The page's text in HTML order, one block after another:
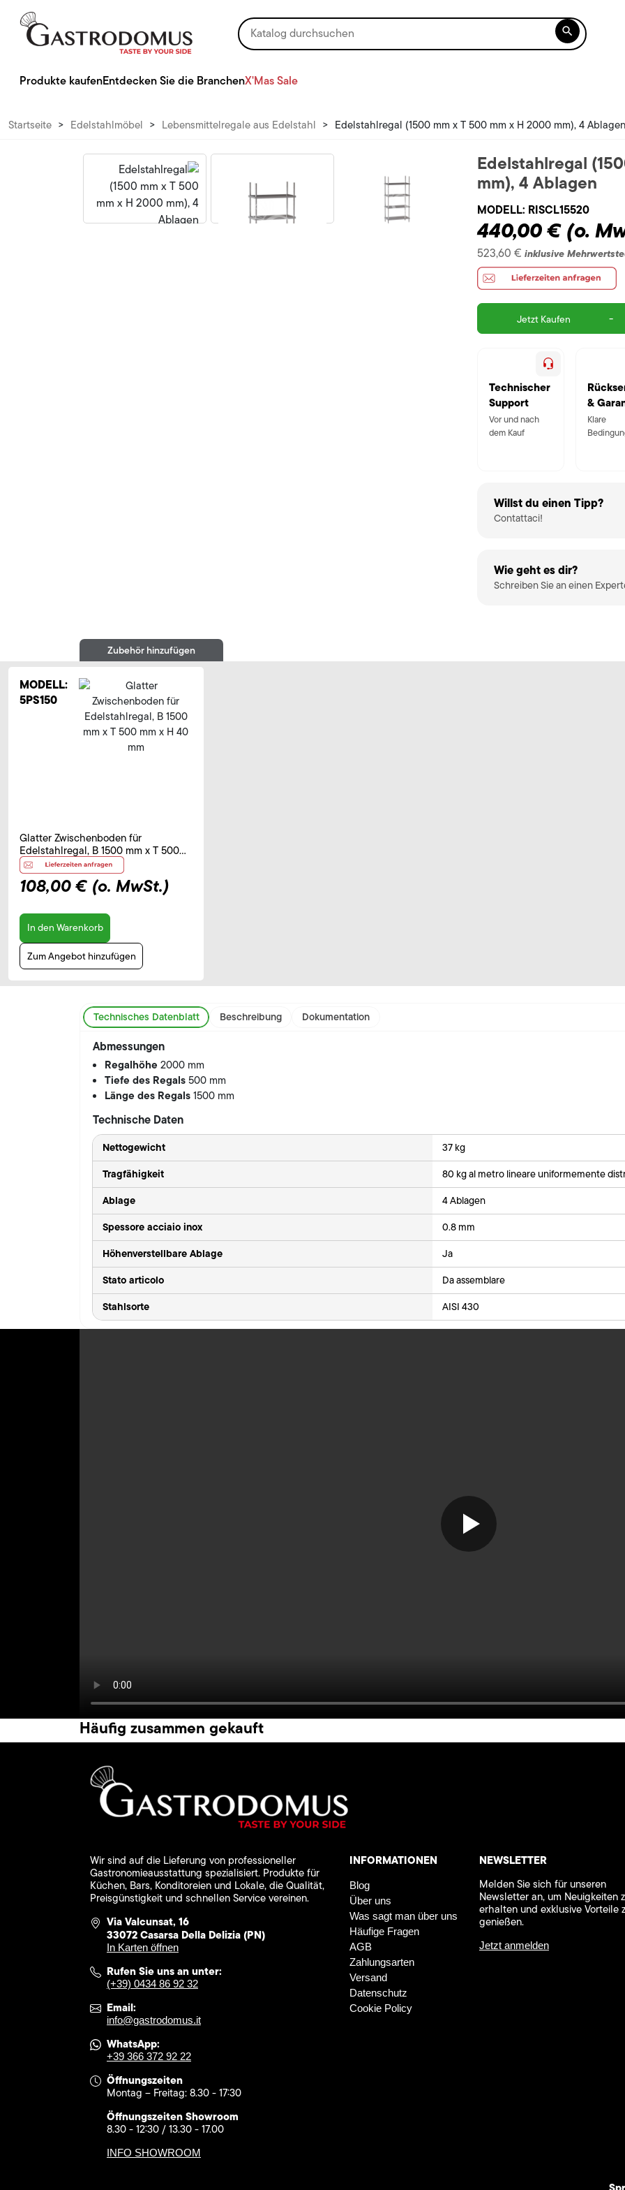

Produkte kaufenEntdecken Sie die BranchenX'Mas Sale
Startseite > Edelstahlmöbel > Lebensmittelregale aus Edelstahl > Edelstahlregal (1500 mm x T 500 mm x H 2000 mm), 4 Ablagen
Edelstahlregal
mm), 4 Ablagen
MODELL: RISCL15520
440,00 € (o.
523,60 € inklusive
Jetzt Kaufen -
Technischer
Support
Vor und nach
dem Kauf
&
Klare
Willst du einen Tipp?
Contattaci!
Wie geht es dir?
Schreiben Sie an einen
Zubehör hinzufügen
MODELL:
5PS150
Glatter Zwischenboden für
Edelstahlregal, B 1500 mm x T 500
mm x H 40 mm
108,00 € (o. MwSt.)
In den Warenkorb
Zum Angebot hinzufügen
Technisches Datenblatt Beschreibung Dokumentation
Abmessungen
Regalhöhe2000 mm
Tiefe des Regals500 mm
Länge des Regals1500 mm
Technische Daten
Nettogewicht 37 kg
Tragfähigkeit 80 kg al metro lineare uniformemente
Ablage 4 Ablagen
Spessore acciaio inox 0.8 mm
Höhenverstellbare Ablage Ja
Stato articolo Da assemblare
Stahlsorte AISI 430
Häufig zusammen gekauft
Wir sind auf die Lieferung von professioneller
Gastronomieausstattung spezialisiert. Produkte für
Küchen, Bars, Konditoreien und Lokale, die Qualität,
Preisgünstigkeit und schnellen Service vereinen.
Via Valcunsat, 16
33072 Casarsa Della Delizia (PN)
In Karten öffnen
Rufen Sie uns an unter:
(+39) 0434 86 92 32
Email:
info@gastrodomus.it
WhatsApp:
+39 366 372 92 22
Öffnungszeiten
Montag – Freitag: 8.30 - 17:30
Öffnungszeiten Showroom
8.30 - 12:30 / 13.30 - 17.00
INFO SHOWROOM
INFORMATIONEN
Blog
Über uns
Was sagt man über uns
Häufige Fragen
AGB
Zahlungsarten
Versand
Datenschutz
Cookie Policy
NEWSLETTER
Melden Sie sich für unseren
Newsletter an, um Neuigkeiten
erhalten und exklusive Vorteile
genießen.
Jetzt anmelden